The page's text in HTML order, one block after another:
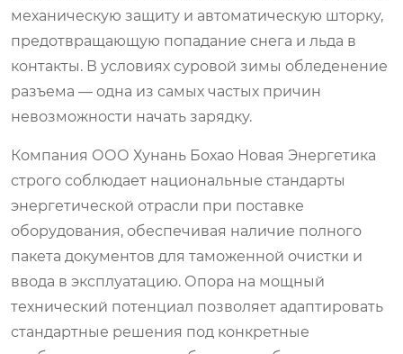
механическую защиту и автоматическую шторку,
предотвращающую попадание снега и льда в
контакты. В условиях суровой зимы обледенение
разъема — одна из самых частых причин
невозможности начать зарядку.
Компания ООО Хунань Бохао Новая Энергетика
строго соблюдает национальные стандарты
энергетической отрасли при поставке
оборудования, обеспечивая наличие полного
пакета документов для таможенной очистки и
ввода в эксплуатацию. Опора на мощный
технический потенциал позволяет адаптировать
стандартные решения под конкретные